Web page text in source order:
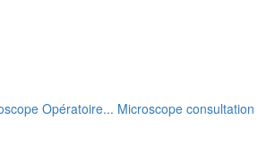
Opératoire... Microscope consultation